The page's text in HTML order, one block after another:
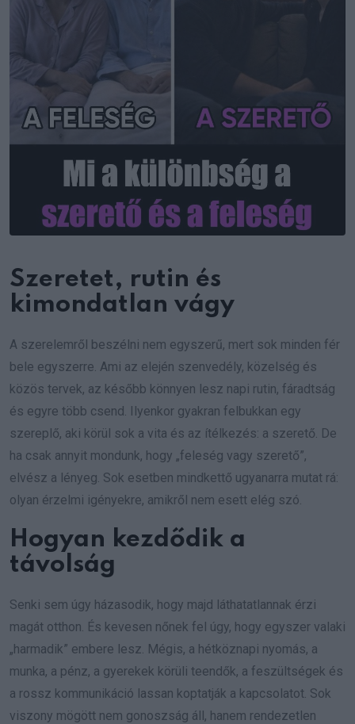
Szeretet, rutin és
kimondatlan vágy
A szerelemről beszélni nem egyszerű, mert sok minden fér
bele egyszerre. Ami az elején szenvedély, közelség és
közös tervek, az később könnyen lesz napi rutin, fáradtság
és egyre több csend. Ilyenkor gyakran felbukkan egy
szereplő, aki körül sok a vita és az ítélkezés: a szerető. De
ha csak annyit mondunk, hogy „feleség vagy szerető”,
elvész a lényeg. Sok esetben mindkettő ugyanarra mutat rá:
olyan érzelmi igényekre, amikről nem esett elég szó.
Hogyan kezdődik a
távolság
Senki sem úgy házasodik, hogy majd láthatatlannak érzi
magát otthon. És kevesen nőnek fel úgy, hogy egyszer valaki
„harmadik” embere lesz. Mégis, a hétköznapi nyomás, a
munka, a pénz, a gyerekek körüli teendők, a feszültségek és
a rossz kommunikáció lassan koptatják a kapcsolatot. Sok
viszony mögött nem gonoszság áll, hanem rendezetlen